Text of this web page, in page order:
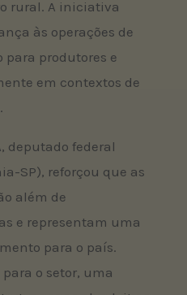
rural. A iniciativa
às operações de
para produtores e
em contextos de
deputado federal
SP), reforçou que as
além de
e representam uma
para o país.
o setor, uma